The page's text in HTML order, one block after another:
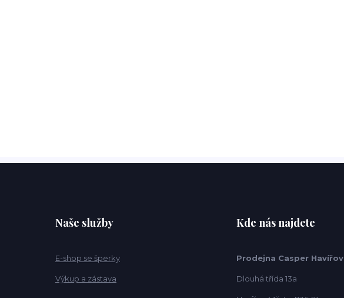
Naše služby
E-shop se šperky
Výkup a zástava
Kde nás najdete
Prodejna Casper Havířov
Dlouhá třída 13a